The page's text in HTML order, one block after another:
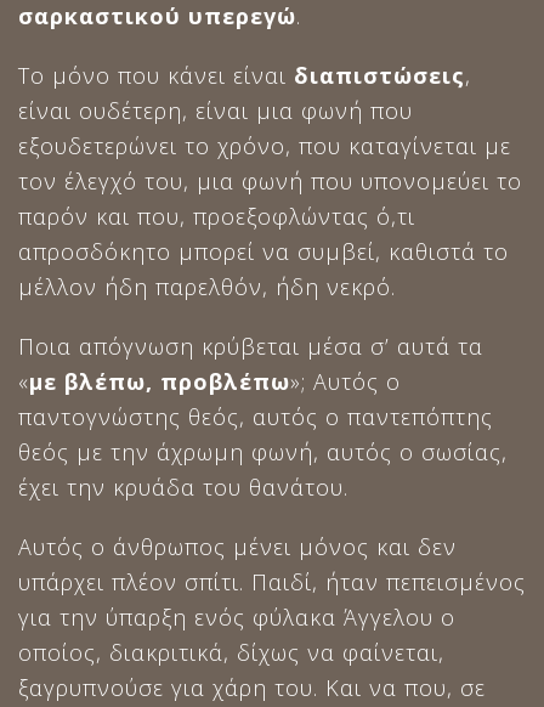
σαρκαστικού υπερεγώ.
Το μόνο που κάνει είναι διαπιστώσεις,
είναι ουδέτερη, είναι μια φωνή που
εξουδετερώνει το χρόνο, που καταγίνεται με
τον έλεγχό του, μια φωνή που υπονομεύει το
παρόν και που, προεξοφλώντας ό,τι
απροσδόκητο μπορεί να συμβεί, καθιστά το
μέλλον ήδη παρελθόν, ήδη νεκρό.
Ποια απόγνωση κρύβεται μέσα σ’ αυτά τα
«με βλέπω, προβλέπω»; Αυτός ο
παντογνώστης θεός, αυτός ο παντεπόπτης
θεός με την άχρωμη φωνή, αυτός ο σωσίας,
έχει την κρυάδα του θανάτου.
Αυτός ο άνθρωπος μένει μόνος και δεν
υπάρχει πλέον σπίτι. Παιδί, ήταν πεπεισμένος
για την ύπαρξη ενός φύλακα Άγγελου ο
οποίος, διακριτικά, δίχως να φαίνεται,
ξαγρυπνούσε για χάρη του. Και να που, σε